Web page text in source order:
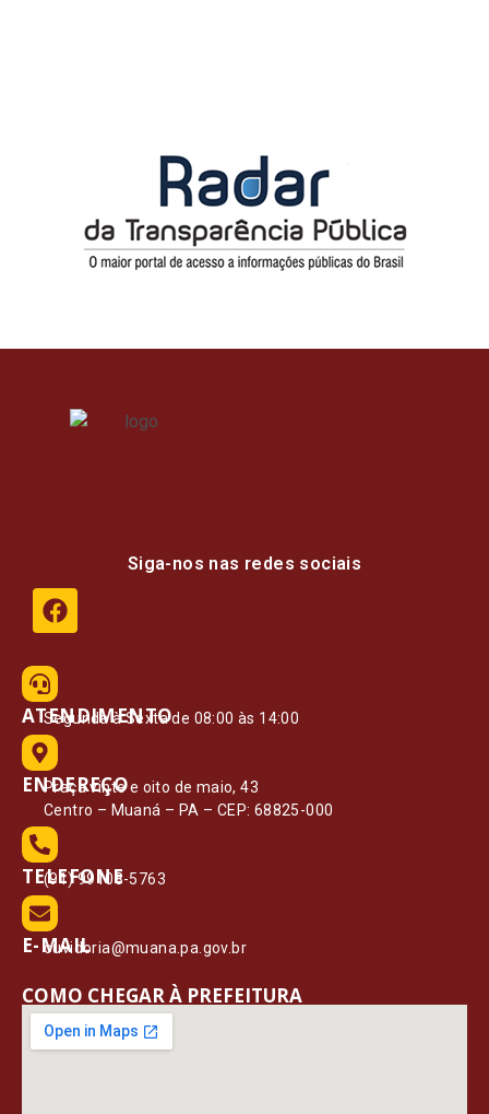
Siga-nos nas redes sociais
ATENDIMENTO
Segunda à Sexta de 08:00 às 14:00
ENDEREÇO
Praça vinte e oito de maio, 43
Centro – Muaná – PA – CEP: 68825-000
TELEFONE
(91) 99108-5763
E-MAIL
ouvidoria@muana.pa.gov.br
COMO CHEGAR À PREFEITURA